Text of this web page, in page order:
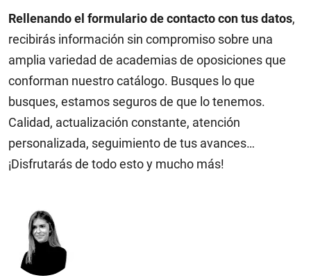
Rellenando el formulario de contacto con tus datos,
recibirás información sin compromiso sobre una
amplia variedad de academias de oposiciones que
conforman nuestro catálogo. Busques lo que
busques, estamos seguros de que lo tenemos.
Calidad, actualización constante, atención
personalizada, seguimiento de tus avances…
¡Disfrutarás de todo esto y mucho más!